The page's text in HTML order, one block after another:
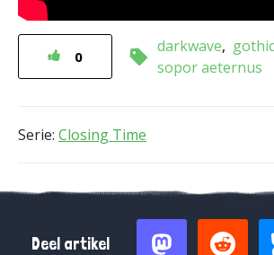
0
darkwave gothic
sopor aeternus
Serie: Closing Time
Deel artikel